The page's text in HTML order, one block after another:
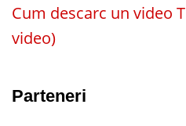
Cum descarc un video
video)
Parteneri